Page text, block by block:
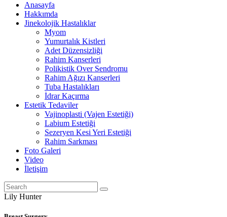
Anasayfa
Hakkımda
Jinekolojik Hastalıklar
Myom
Yumurtalık Kistleri
Adet Düzensizliği
Rahim Kanserleri
Polikistik Over Sendromu
Rahim Ağızı Kanserleri
Tuba Hastalıkları
İdrar Kaçırma
Estetik Tedaviler
Vajinoplasti (Vajen Estetiği)
Labium Estetiği
Sezeryen Kesi Yeri Estetiği
Rahim Sarkması
Foto Galeri
Video
İletişim
Lily Hunter